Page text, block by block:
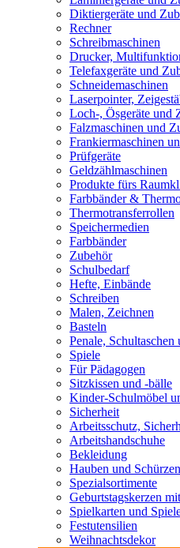
Diktiergeräte und
Rechner
Schreibmaschinen
Drucker,
Telefaxgeräte und
Schneidemaschinen
Laserpointer,
Loch-, Ösgeräte und
Falzmaschinen und
Frankiermaschinen
Prüfgeräte
Geldzählmaschinen
Produkte fürs
Farbbänder &
Thermotransferrollen
Speichermedien
Farbbänder
Zubehör
Schulbedarf
Hefte, Einbände
Schreiben
Malen, Zeichnen
Basteln
Penale, Schultaschen
Spiele
Für Pädagogen
Sitzkissen und -bälle
Kinder-Schulmöbel
Sicherheit
Arbeitsschutz,
Arbeitshandschuhe
Bekleidung
Hauben und Schürzen
Spezialsortimente
Geburtstagskerzen
Spielkarten und
Festutensilien
Weihnachtsdekor